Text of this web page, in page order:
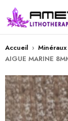
Accueil ›
AIGUE MARINE